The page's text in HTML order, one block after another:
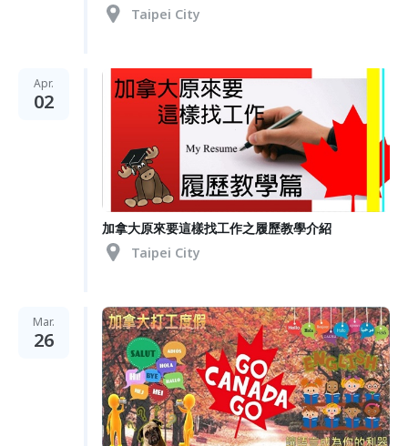
Taipei City
Apr.
02
加拿大原來要這樣找工作之履歷教學介紹
Taipei City
Mar.
26